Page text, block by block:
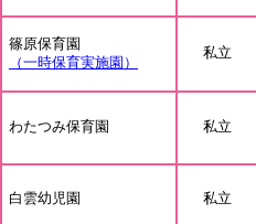
篠原保育園
（一時保育実施園）
私立
わたつみ保育園 私立
白雲幼児園 私立